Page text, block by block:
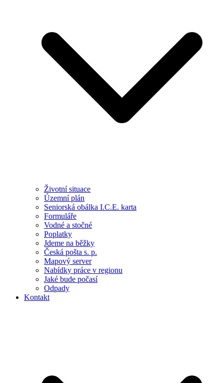
Životní situace
Územní plán
Seniorská obálka I.C.E. karta
Formuláře
Vodné a stočné
Poplatky
Jdeme na běžky
Česká pošta s. p.
Mapový server
Nabídky práce v regionu
Jaké bude počasí
Odpady
Kontakt